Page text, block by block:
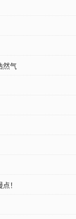
然气
！